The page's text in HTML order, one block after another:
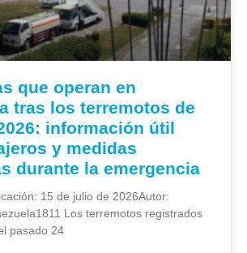
que operan en
tras los terremotos de
información útil
y medidas
durante la emergencia
15 de julio de 2026Autor:
Los terremotos registrados
pasado 24